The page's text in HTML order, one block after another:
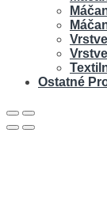
Ostatné